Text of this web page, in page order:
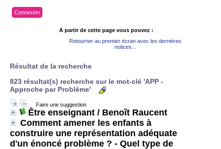
Connexion
A partir de cette page vous pouvez :
Retourner au premier écran avec les dernières
notices...
Résultat de la recherche
823 résultat(s) recherche sur le mot-clé 'APP -
Approche par Problème'
Faire une suggestion
Être enseignant / Benoît Raucent
Comment amener les enfants à
construire une représentation adéquate
d'un énoncé problème ? - Quel type de